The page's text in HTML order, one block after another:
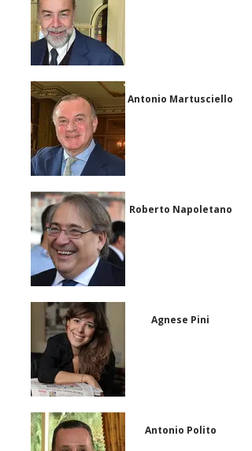
Antonio Martusciello
Roberto Napoletano
Agnese Pini
Antonio Polito